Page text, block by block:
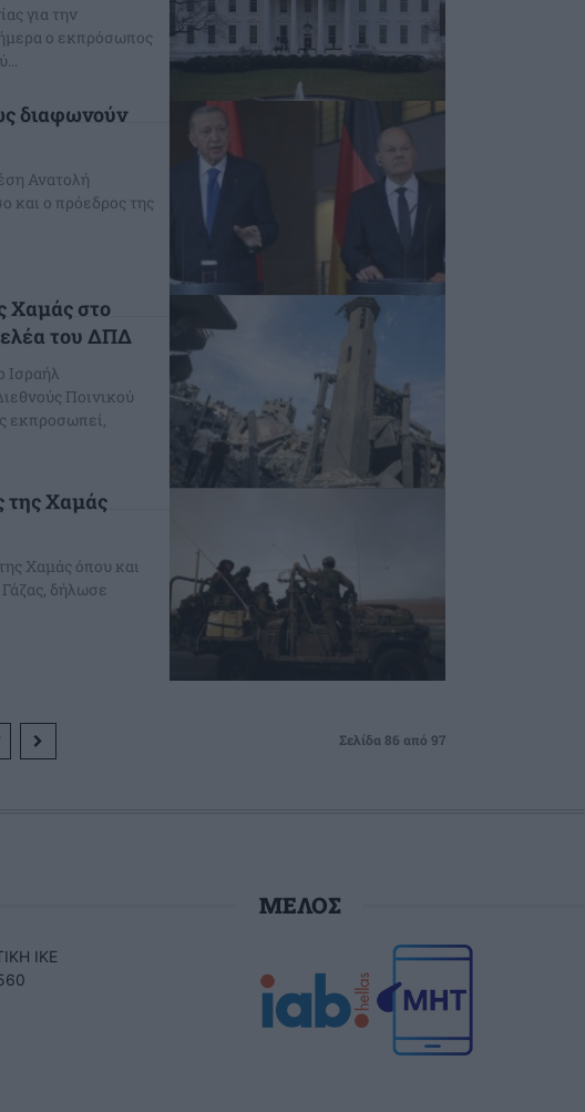
για την
ο εκπρόσωπος
διαφωνούν
Ανατολή
και ο πρόεδρος της
Χαμάς στο
του ΔΠΔ
Ισραήλ
Ποινικού
εκπροσωπεί,
της Χαμάς
Χαμάς όπου και
δήλωσε
Σελίδα 86 από 97
ΙΚΕ
ΜΕΛΟΣ